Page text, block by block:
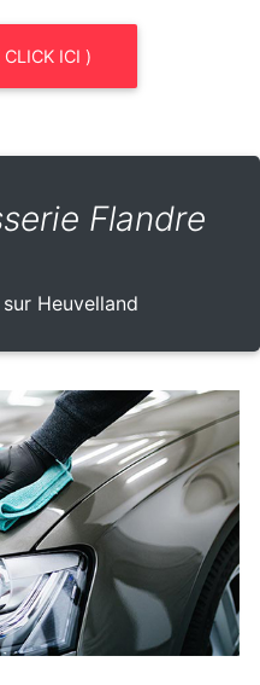
CLICK ICI )
Flandre
Heuvelland